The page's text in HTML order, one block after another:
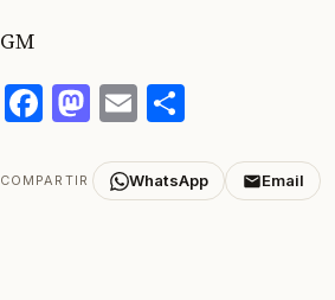
GM
Facebook
Mastodon
Email
COMPARTIR WhatsApp Email